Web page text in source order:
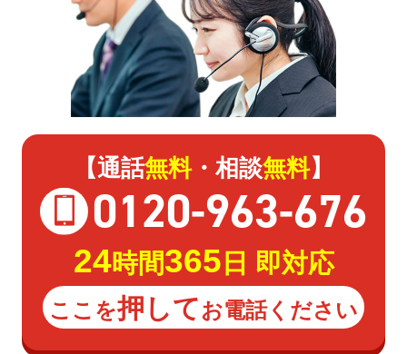
【通話無料・相談無料】
0120-963-676
24時間365 日 即対応
ここを押してお電話ください